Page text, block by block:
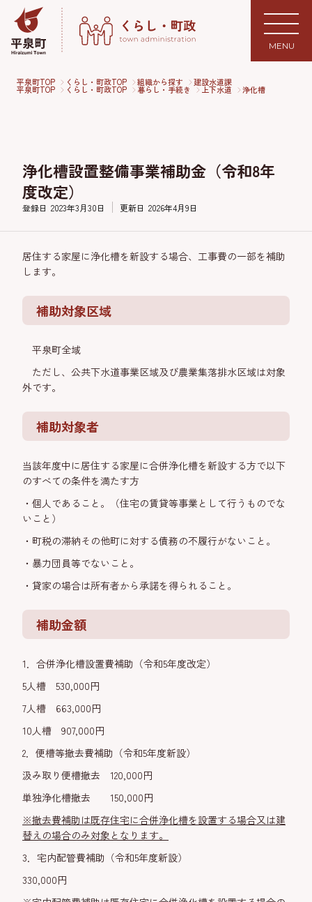
MENU
平泉町TOP くらし・町政TOP 組織から探す 建設水道課
平泉町TOP くらし・町政TOP 暮らし・手続き 上下水道 浄化槽
浄化槽設置整備事業補助金（令和8年
度改定）
登録日 2023年3月30日 更新日 2026年4月9日
居住する家屋に浄化槽を新設する場合、工事費の一部を補助
します。
補助対象区域
平泉町全域
ただし、公共下水道事業区域及び農業集落排水区域は対象
外です。
補助対象者
当該年度中に居住する家屋に合併浄化槽を新設する方で以下
のすべての条件を満たす方
・個人であること。（住宅の賃貸等事業として行うものでな
いこと）
・町税の滞納その他町に対する債務の不履行がないこと。
・暴力団員等でないこと。
・貸家の場合は所有者から承諾を得られること。
補助金額
1．合併浄化槽設置費補助（令和5年度改定）
5人槽 530,000円
7人槽 663,000円
10人槽 907,000円
2．便槽等撤去費補助（令和5年度新設）
汲み取り便槽撤去 120,000円
単独浄化槽撤去 150,000円
※撤去費補助は既存住宅に合併浄化槽を設置する場合又は建
替えの場合のみ対象となります。
3．宅内配管費補助（令和5年度新設）
330,000円